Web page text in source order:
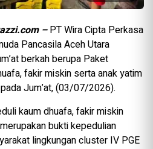
–PT Wira Cipta Perkasa
Pancasila Aceh Utara
berkah berupa Paket
fakir miskin serta anak yatim
Jum’at, (03/07/2026).
kaum dhuafa, fakir miskin
bukti kepedulian
lingkungan cluster IV PGE